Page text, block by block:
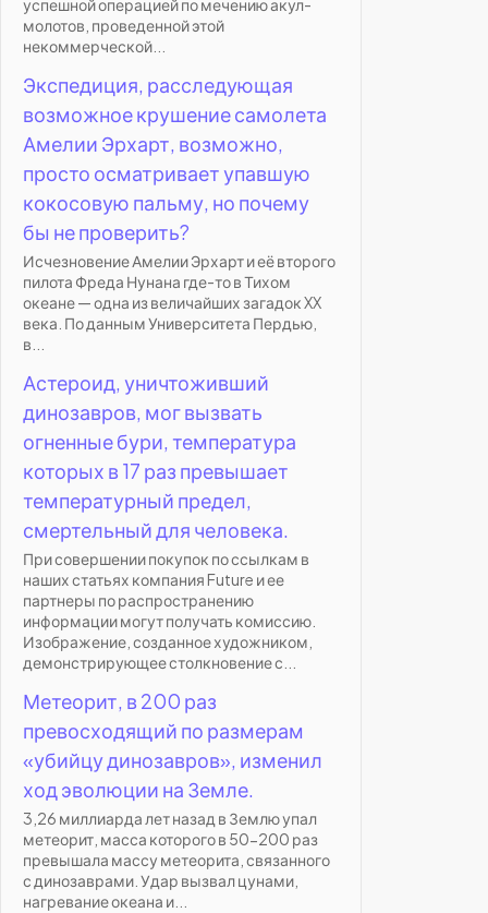
успешной операцией по мечению акул-
молотов, проведенной этой
некоммерческой...
Экспедиция, расследующая
возможное крушение самолета
Амелии Эрхарт, возможно,
просто осматривает упавшую
кокосовую пальму, но почему
бы не проверить?
Исчезновение Амелии Эрхарт и её второго
пилота Фреда Нунана где-то в Тихом
океане — одна из величайших загадок XX
века. По данным Университета Пердью,
в...
Астероид, уничтоживший
динозавров, мог вызвать
огненные бури, температура
которых в 17 раз превышает
температурный предел,
смертельный для человека.
При совершении покупок по ссылкам в
наших статьях компания Future и ее
партнеры по распространению
информации могут получать комиссию.
Изображение, созданное художником,
демонстрирующее столкновение с...
Метеорит, в 200 раз
превосходящий по размерам
«убийцу динозавров», изменил
ход эволюции на Земле.
3,26 миллиарда лет назад в Землю упал
метеорит, масса которого в 50-200 раз
превышала массу метеорита, связанного
с динозаврами. Удар вызвал цунами,
нагревание океана и...